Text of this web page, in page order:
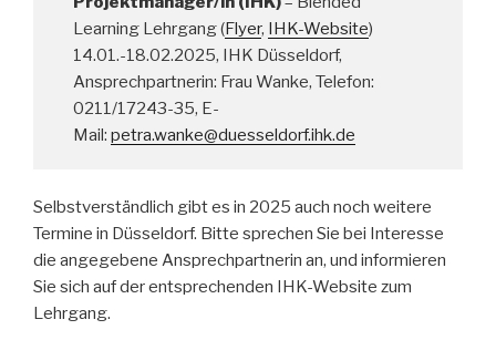
Learning Lehrgang (Flyer, IHK-Website)
14.01.-18.02.2025, IHK Düsseldorf,
Ansprechpartnerin: Frau Wanke, Telefon:
0211/17243-35, E-
Mail: petra.wanke@duesseldorf.ihk.de
Selbstverständlich gibt es in 2025 auch noch weitere
Termine in Düsseldorf. Bitte sprechen Sie bei Interesse
die angegebene Ansprechpartnerin an, und informieren
Sie sich auf der entsprechenden IHK-Website zum
Lehrgang.